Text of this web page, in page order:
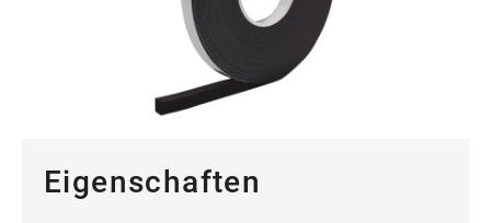
Eigenschaften